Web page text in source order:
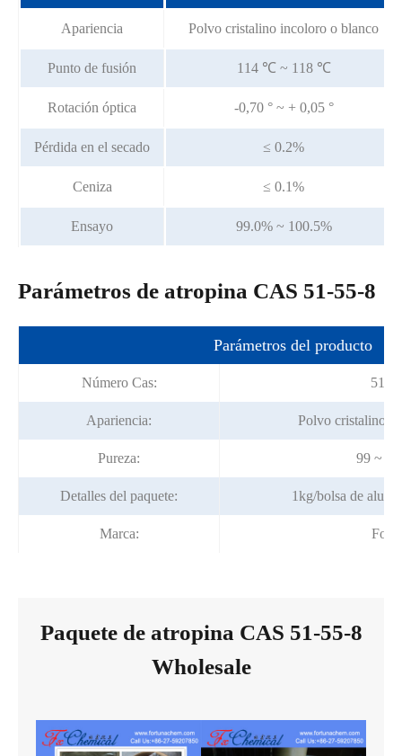
Apariencia Polvo cristalino incoloro o blanco
Punto de fusión 114 ℃ ~ 118 ℃
Rotación óptica -0,70 ° ~ + 0,05 °
Pérdida en el secado ≤ 0.2%
Ceniza ≤ 0.1%
Ensayo 99.0% ~ 100.5%
Parámetros de atropina CAS 51-55-8
Parámetros del producto
Número Cas: 51-
Apariencia: Polvo cristalino
Pureza: 99 ~
Detalles del paquete: 1kg/bolsa de
Marca:
Paquete de atropina CAS 51-55-8
Wholesale